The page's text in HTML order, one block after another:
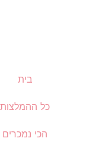
בית
כל ההמלצות
הכי נמכרים